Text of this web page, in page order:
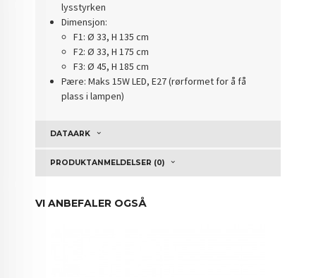
lysstyrken
Dimensjon:
F1: Ø 33, H 135 cm
F2: Ø 33, H 175 cm
F3: Ø 45, H 185 cm
Pære: Maks 15W LED, E27 (rørformet for å få
plass i lampen)
DATAARK
PRODUKTANMELDELSER (0)
VI ANBEFALER OGSÅ